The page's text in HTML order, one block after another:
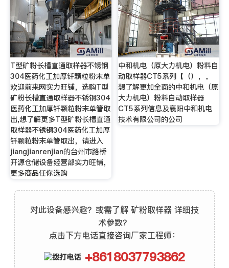
T型矿粉长槽直通取样器不锈钢
304医药化工加厚钎颗粒粉末单
欢迎前来网实力旺铺，选购T型
矿粉长槽直通取样器不锈钢304
医药化工加厚钎颗粒粉末单管取
出,想了解更多T型矿粉长槽直通
取样器不锈钢304医药化工加厚
钎颗粒粉末单管取出，请进入
jiangjianrenjian的台州市路桥
开源仓储设备经营部实力旺铺，
更多商品任你选购
中和机电（原大力机电）粉料自
动取样器CT5系列【（），。
想了解更加全面的中和机电（原
大力机电）粉料自动取样器
CT5系列信息及襄阳中和机电
技术有限公司的公司
对此设备感兴趣？或需了解 矿粉取样器 详细技
术参数？
点击下方电话直接咨询厂家工程师：
+8618037793862